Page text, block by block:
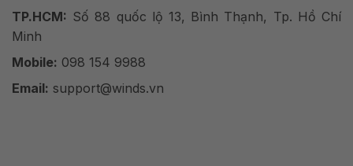
TP.HCM: Số 88 quốc lộ 13, Bình Thạnh, Tp. Hồ Chí
Minh
Mobile: 098 154 9988
Email: support@winds.vn